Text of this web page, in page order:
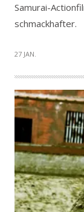
Samurai-
schmackhafter.
27 JAN.